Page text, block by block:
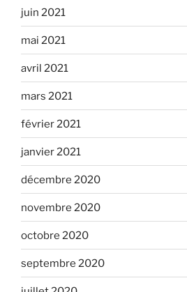
juin 2021
mai 2021
avril 2021
mars 2021
février 2021
janvier 2021
décembre 2020
novembre 2020
octobre 2020
septembre 2020